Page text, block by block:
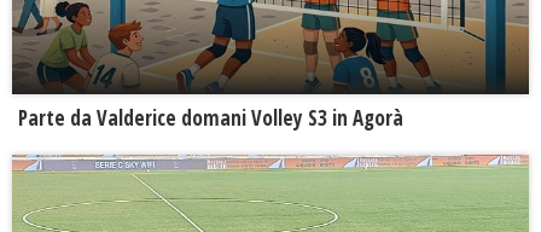
Parte da Valderice domani Volley S3 in Agorà